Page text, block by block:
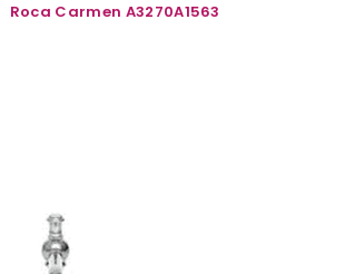
Roca Carmen A3270A1563